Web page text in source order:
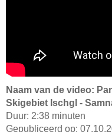
Naam van de video:
Skigebiet Ischgl -
Duur: 2:38 minuten
Gepubliceerd op: